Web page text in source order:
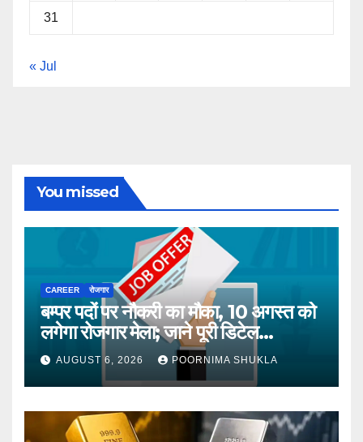
31
« Jul
You missed
CAREER रोजगार
बम्पर पदों पर नौकरी का मौका, 10 अगस्त को
लगेगा रोजगार मेला; जाने पूरी डिटेल…
AUGUST 6, 2026 POORNIMA SHUKLA